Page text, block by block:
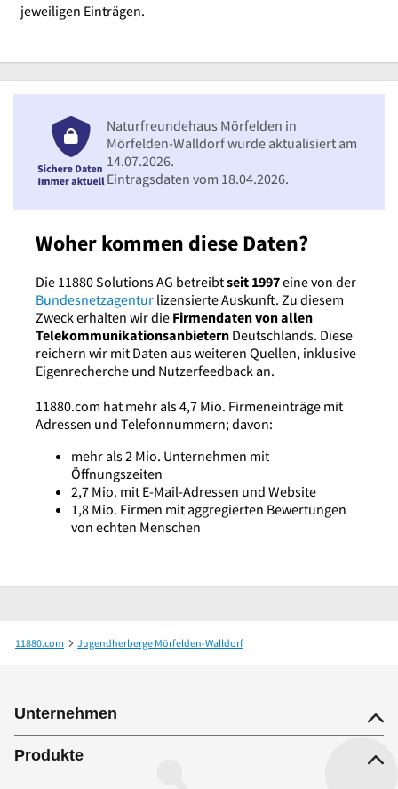
jeweiligen Einträgen.
Woher kommen diese Daten?
Die 11880 Solutions AG betreibtseit 1997eine von der
Bundesnetzagentur lizensierte Auskunft. Zu diesem
Zweck erhalten wir die Firmendaten von allen
Telekommunikationsanbietern Deutschlands. Diese
reichern wir mit Daten aus weiteren Quellen, inklusive
Eigenrecherche und Nutzerfeedback an.
11880.com hat mehr als 4,7 Mio. Firmeneinträge mit
Adressen und Telefonnummern; davon:
mehr als 2 Mio. Unternehmen mit
Öffnungszeiten
2,7 Mio. mit E-Mail-Adressen und Website
1,8 Mio. Firmen mit aggregierten Bewertungen
von echten Menschen
Naturfreundehaus Mörfelden in
Mörfelden-Walldorf wurde aktualisiert am
14.07.2026.
Eintragsdaten vom 18.04.2026.
11880.com
Jugendherberge Mörfelden-Walldorf
Unternehmen
Produkte